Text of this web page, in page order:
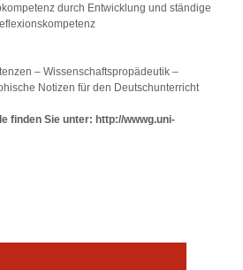
durch Entwicklung und ständige
– Wissenschaftspropädeutik –
Notizen für den Deutschunterricht
finden Sie unter: http://wwwg.uni-